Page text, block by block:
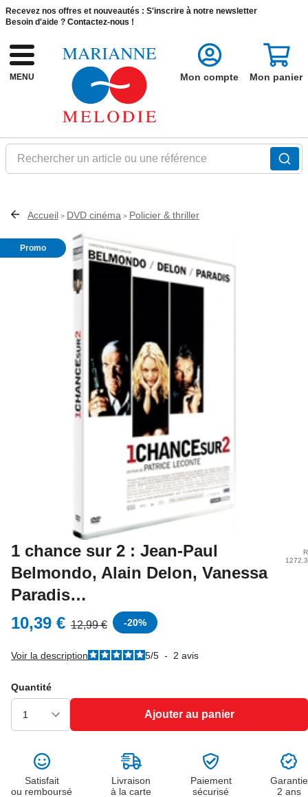
Recevez nos offres et nouveautés : S'inscrire à notre newsletter
Besoin d'aide ? Contactez-nous !
MENU
Rechercher un article ou une référence
Mon compte Mon panier
Accueil > DVD cinéma > Policier & thriller
Promo
1 chance sur 2 : Jean-Paul
Belmondo, Alain Delon, Vanessa
Paradis…
10,39 € 12,99 € -20%
Voir la description 5/5 - 2 avis
Quantité
Ajouter au panier
Satisfait
ou remboursé
Livraison
à la carte
Paiement
sécurisé
Garantie
2 ans